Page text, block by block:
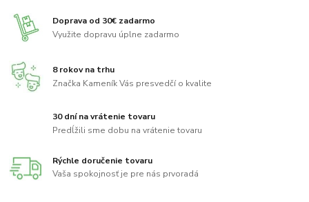
Doprava od 30€ zadarmo
Využite dopravu úplne zadarmo
8 rokov na trhu
Značka Kameník Vás presvedčí o kvalite
30 dní na vrátenie tovaru
Predĺžili sme dobu na vrátenie tovaru
Rýchle doručenie tovaru
Vaša spokojnosť je pre nás prvoradá